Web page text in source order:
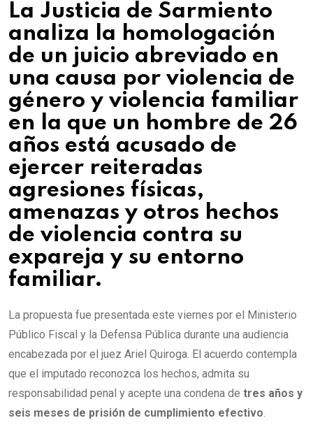
La Justicia de Sarmiento
analiza la homologación
de un juicio abreviado en
una causa por violencia de
género y violencia familiar
en la que un hombre de 26
años está acusado de
ejercer reiteradas
agresiones físicas,
amenazas y otros hechos
de violencia contra su
expareja y su entorno
familiar.
La propuesta fue presentada este viernes por el Ministerio
Público Fiscal y la Defensa Pública durante una audiencia
encabezada por el juez Ariel Quiroga. El acuerdo contempla
que el imputado reconozca los hechos, admita su
responsabilidad penal y acepte una condena de tres años y
seis meses de prisión de cumplimiento efectivo.